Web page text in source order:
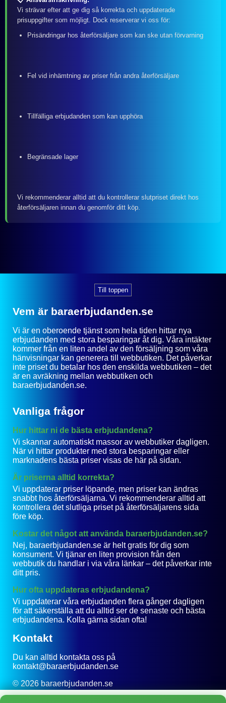
Vi strävar efter att ge dig så korrekta och uppdaterade
prisuppgifter som möjligt. Dock reserverar vi oss för:
Prisändringar hos återförsäljare som kan ske utan förvarning
Fel vid inhämtning av priser från andra återförsäljare
Tillfälliga erbjudanden som kan upphöra
Begränsade lager
Vi rekommenderar alltid att du kontrollerar slutpriset direkt hos
återförsäljaren innan du genomför ditt köp.
Till toppen
Vem är baraerbjudanden.se
Vi är en oberoende tjänst som hela tiden hittar nya
erbjudanden med stora besparingar åt dig. Våra intäkter
kommer från en liten andel av den försäljning som våra
hänvisningar kan generera till webbutiken. Det påverkar
inte priset du betalar hos den enskilda webbutiken – det
är en avräkning mellan webbutiken och
baraerbjudanden.se.
Vanliga frågor
Hur hittar ni de bästa erbjudandena?
Vi skannar automatiskt massor av webbutiker dagligen.
När vi hittar produkter med stora besparingar eller
marknadens bästa priser visas de här på sidan.
Är priserna alltid korrekta?
Vi uppdaterar priser löpande, men priser kan ändras
snabbt hos återförsäljarna. Vi rekommenderar alltid att
kontrollera det slutliga priset på återförsäljarens sida
före köp.
Kostar det något att använda baraerbjudanden.se?
Nej, baraerbjudanden.se är helt gratis för dig som
konsument. Vi tjänar en liten provision från den
webbutik du handlar i via våra länkar – det påverkar inte
ditt pris.
Hur ofta uppdateras erbjudandena?
Vi uppdaterar våra erbjudanden flera gånger dagligen
för att säkerställa att du alltid ser de senaste och bästa
erbjudandena. Kolla gärna sidan ofta!
Kontakt
Du kan alltid kontakta oss på
kontakt@baraerbjudanden.se
© 2026 baraerbjudanden.se